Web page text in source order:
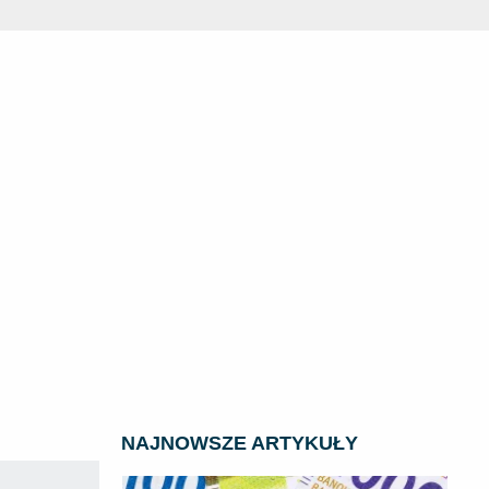
NAJNOWSZE ARTYKUŁY